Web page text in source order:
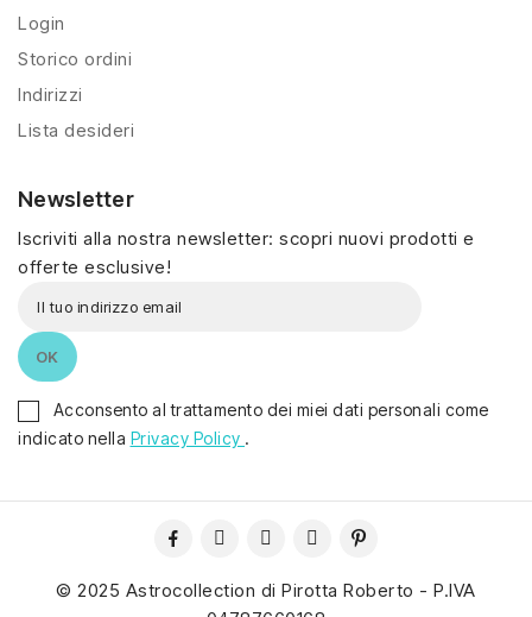
Login
Storico ordini
Indirizzi
Lista desideri
Newsletter
Iscriviti alla nostra newsletter: scopri nuovi prodotti e
offerte esclusive!
Acconsento al trattamento dei miei dati personali come
indicato nella Privacy Policy .
© 2025 Astrocollection di Pirotta Roberto - P.IVA